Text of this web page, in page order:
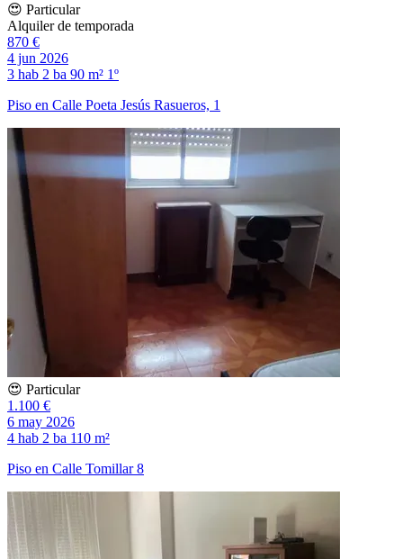
😍 Particular
Alquiler de temporada
870 €
4 jun 2026
3 hab 2 ba 90 m² 1º
Piso en Calle Poeta Jesús Rasueros, 1
😍 Particular
1.100 €
6 may 2026
4 hab 2 ba 110 m²
Piso en Calle Tomillar 8